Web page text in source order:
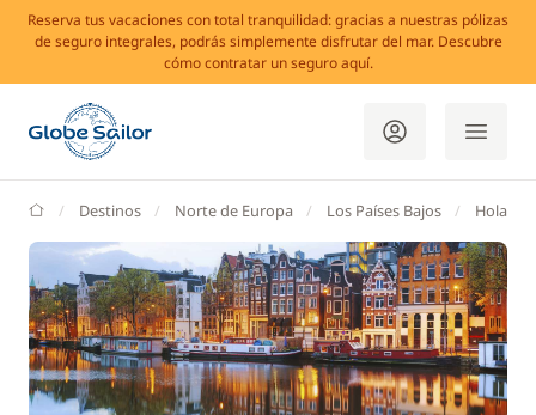
Reserva tus vacaciones con total tranquilidad: gracias a nuestras pólizas
de seguro integrales, podrás simplemente disfrutar del mar. Descubre
cómo contratar un seguro aquí.
GlobeSailor
Destinos Norte de Europa Los Países Bajos